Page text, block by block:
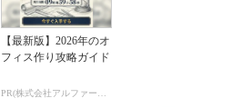
【最新版】2026年のオ
フィス作り攻略ガイド
PR(株式会社アルファーテクノ)